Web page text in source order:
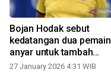
Bojan Hodak sebut
kedatangan dua pemain
anyar untuk tambah
kekuatan Persib
27 January 2026 4:31 WIB